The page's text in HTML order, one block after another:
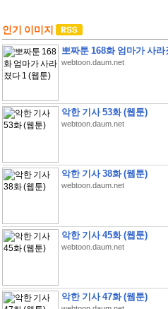
인기 이미지
뽀짜툰 168화 엄마가 사라
webtoon.daum.net
악한 기사 53화 (웹툰)
webtoon.daum.net
악한 기사 38화 (웹툰)
webtoon.daum.net
악한 기사 45화 (웹툰)
webtoon.daum.net
악한 기사 47화 (웹툰)